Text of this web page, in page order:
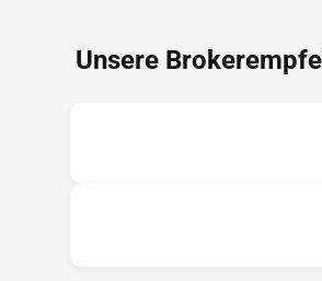
Unsere